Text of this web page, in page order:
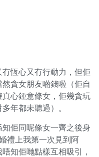
恆心又冇行動力，但佢
貪女朋友啲錢啦（佢自
心鍾意條女，佢幾貪玩
年都未聽過）。
佢同呢條女一齊之後身
禮上我第一次見到阿
知佢哋點樣互相吸引，